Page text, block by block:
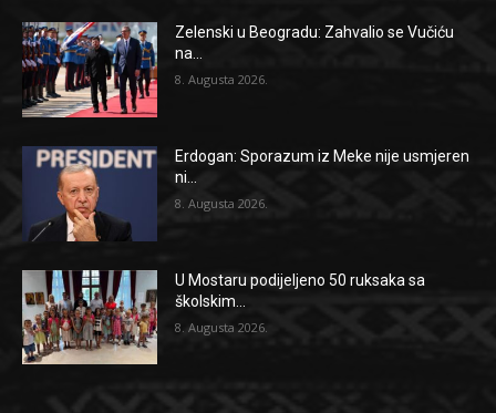
Zelenski u Beogradu: Zahvalio se Vučiću
na...
8. Augusta 2026.
Erdogan: Sporazum iz Meke nije usmjeren
ni...
8. Augusta 2026.
U Mostaru podijeljeno 50 ruksaka sa
školskim...
8. Augusta 2026.